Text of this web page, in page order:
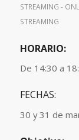
STREAMING -
STREAMING
HORARIO:
De 14:30 a
FECHAS:
30 y 31 de